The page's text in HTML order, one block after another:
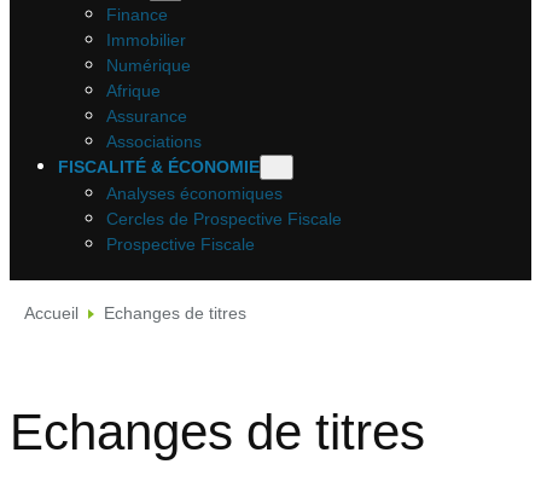
Finance
Immobilier
Numérique
Afrique
Assurance
Associations
FISCALITÉ & ÉCONOMIE
Analyses économiques
Cercles de Prospective Fiscale
Prospective Fiscale
Accueil Echanges de titres
Echanges de titres